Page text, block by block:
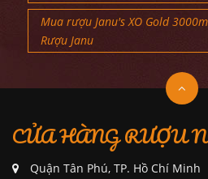
Mua rượu Janu's XO Gold
Rượu Janu
CỬA HÀNG RƯỢU
Quận Tân Phú, TP. Hồ Chí Minh